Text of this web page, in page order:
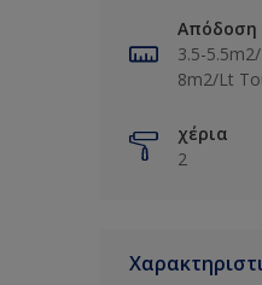
Απόδοση
3.5-
8m2/Lt
χέρια
2